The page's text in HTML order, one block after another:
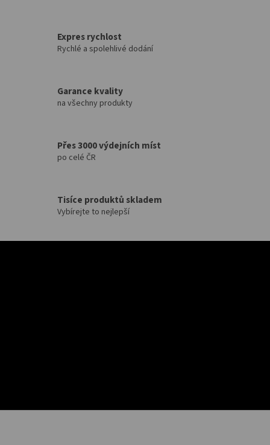
Expres rychlost
Rychlé a spolehlivé dodání
Garance kvality
na všechny produkty
Přes 3000 výdejních míst
po celé ČR
Tisíce produktů skladem
Vybírejte to nejlepší